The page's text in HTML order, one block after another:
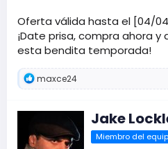
Oferta válida hasta el [04/
¡Date prisa, compra ahora
esta bendita temporada!
R
e
c
i
o
maxce24
s
c
Jake
Miembro del